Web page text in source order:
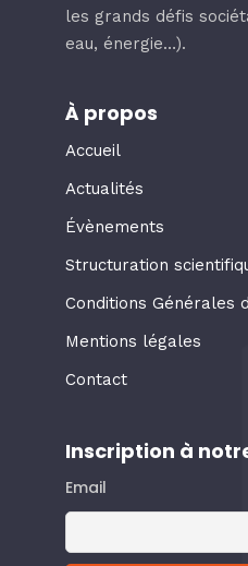
les grands défis
eau, énergie…).
À propos
Accueil
Actualités
Évènements
Structuration
Conditions Générales
Mentions légales
Contact
Inscription à
Email